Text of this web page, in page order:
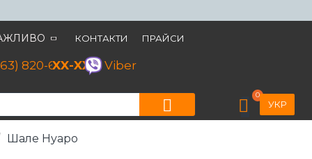
УКР
КОНТАКТИ ПРАЙСИ
820-60-79
XX-XX Viber
0
Шале Нуаро